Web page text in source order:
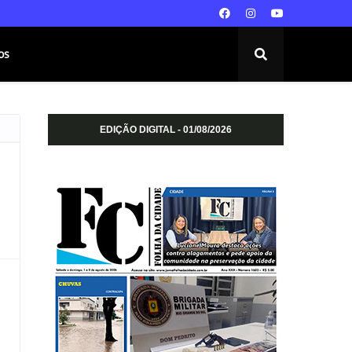
EDIÇÃO DIGITAL - 01/08/2026